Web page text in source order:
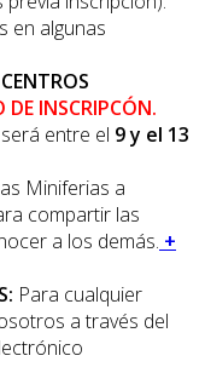
en algunas
DE INSCRIPCÓN.
entre el 9 y el 13
Miniferias a
compartir las
a los demás. +
Para cualquier
a través del